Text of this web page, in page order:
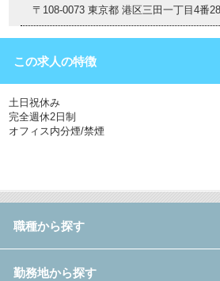
〒108-0073 東京都 港区三田一丁目4番
この求人の特徴
土日祝休み
完全週休2日制
オフィス内分煙/禁煙
職種から探す
勤務地から探す